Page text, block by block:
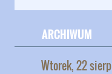
ARCHIWUM
Wtorek, 22